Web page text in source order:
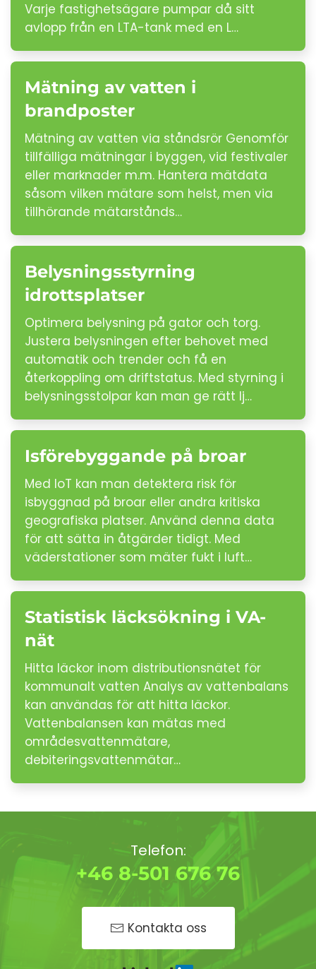
Varje fastighetsägare pumpar då sitt
avlopp från en LTA-tank med en L…
Mätning av vatten i
brandposter
Mätning av vatten via ståndsrör Genomför
tillfälliga mätningar i byggen, vid festivaler
eller marknader m.m. Hantera mätdata
såsom vilken mätare som helst, men via
tillhörande mätarstånds…
Belysningsstyrning
idrottsplatser
Optimera belysning på gator och torg.
Justera belysningen efter behovet med
automatik och trender och få en
återkoppling om driftstatus. Med styrning i
belysningsstolpar kan man ge rätt lj…
Isförebyggande på broar
Med IoT kan man detektera risk för
isbyggnad på broar eller andra kritiska
geografiska platser. Använd denna data
för att sätta in åtgärder tidigt. Med
väderstationer som mäter fukt i luft…
Statistisk läcksökning i VA-
nät
Hitta läckor inom distributionsnätet för
kommunalt vatten Analys av vattenbalans
kan användas för att hitta läckor.
Vattenbalansen kan mätas med
områdesvattenmätare,
debiteringsvattenmätar…
Telefon:
+46 8-501 676 76
Kontakta oss